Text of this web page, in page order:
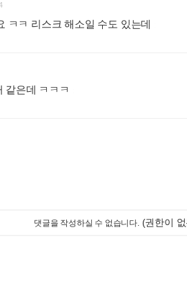
ㅋㅋ 리스크 해소일 수도 있는데
같은데 ㅋㅋㅋ
댓글을 작성하실 수 없습니다. (권한이